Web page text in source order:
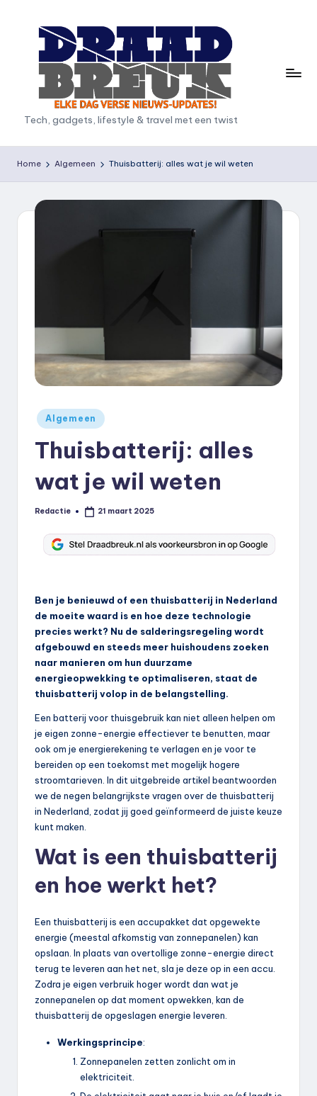
D
r
a
d
Tech, gadgets, lifestyle & travel met een twist
Home Algemeen Thuisbatterij: alles wat je wil weten
Geplaatst
in
Algemeen
Thuisbatterij: alles
wat je wil weten
Geplaatst
Redactie 21 maart 2025
Ben je benieuwd of een thuisbatterij in Nederland
de moeite waard is en hoe deze technologie
precies werkt? Nu de salderingsregeling wordt
afgebouwd en steeds meer huishoudens zoeken
naar manieren om hun duurzame
energieopwekking te optimaliseren, staat de
thuisbatterij volop in de belangstelling.
Een batterij voor thuisgebruik kan niet alleen helpen om
je eigen zonne-energie effectiever te benutten, maar
ook om je energierekening te verlagen en je voor te
bereiden op een toekomst met mogelijk hogere
stroomtarieven. In dit uitgebreide artikel beantwoorden
we de negen belangrijkste vragen over de thuisbatterij
in Nederland, zodat jij goed geïnformeerd de juiste keuze
kunt maken.
Wat is een thuisbatterij
en hoe werkt het?
Een thuisbatterij is een accupakket dat opgewekte
energie (meestal afkomstig van zonnepanelen) kan
opslaan. In plaats van overtollige zonne-energie direct
terug te leveren aan het net, sla je deze op in een accu.
Zodra je eigen verbruik hoger wordt dan wat je
zonnepanelen op dat moment opwekken, kan de
thuisbatterij de opgeslagen energie leveren.
Werkingsprincipe:
Zonnepanelen zetten zonlicht om in
elektriciteit.